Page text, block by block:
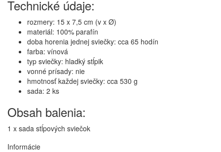
Technické údaje:
rozmery: 15 x 7,5 cm (v x Ø)
materiál: 100% parafín
doba horenia jednej sviečky: cca 65 hodín
farba: vínová
typ sviečky: hladký stĺpik
vonné prísady: nie
hmotnosť každej sviečky: cca 530 g
sada: 2 ks
Obsah balenia:
1 x sada stĺpových sviečok
Informácie